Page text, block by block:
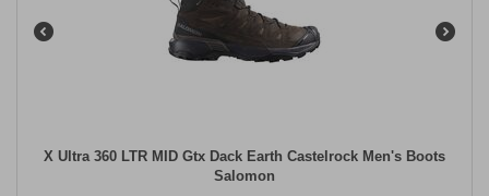
X Ultra 360 LTR MID Gtx Dack Earth Castelrock Men's Boots
Salomon